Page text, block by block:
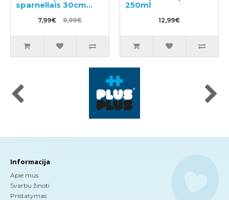
sparneliais 30cm
7,99€ 9,99€
250ml
12,99€
Informacija
Apie mus
Svarbu žinoti
Pristatymas